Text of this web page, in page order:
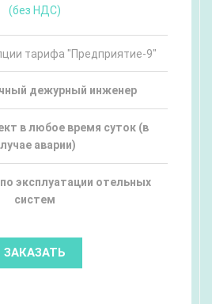
(без НДС)
тарифа "Предприятие-9"
дежурный инженер
в любое время суток (в
аварии)
эксплуатации отельных
систем
ЗАКАЗАТЬ